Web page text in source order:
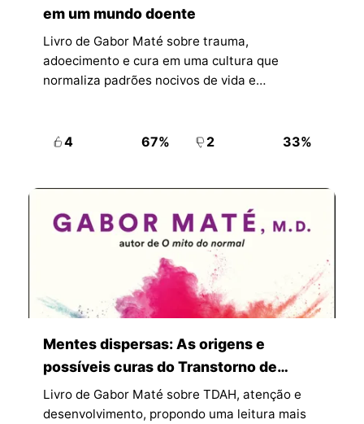
em um mundo doente
Livro de Gabor Maté sobre trauma,
adoecimento e cura em uma cultura que
normaliza padrões nocivos de vida e
4 67% 2 33%
Mentes dispersas: As origens e
possíveis curas do Transtorno de
Déficit de Atenção e Hiperatividade
(TDAH)
Livro de Gabor Maté sobre TDAH, atenção e
desenvolvimento, propondo uma leitura mais